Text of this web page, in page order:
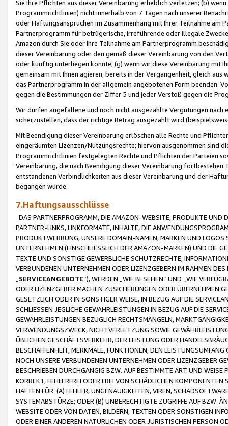
Sie Ihre Pflichten aus dieser Vereinbarung erheblich verletzen; (b)
Programmrichtlinien) nicht innerhalb von 7 Tagen nach unserer
oder Haftungsansprüchen im Zusammenhang mit Ihrer Teilnahme am
Partnerprogramm für betrügerische, irreführende oder illegale
Amazon durch Sie oder Ihre Teilnahme am Partnerprogramm
dieser Vereinbarung oder den gemäß dieser Vereinbarung von den
oder künftig unterliegen könnte; (g) wenn wir diese Vereinbarung mit
gemeinsam mit Ihnen agieren, bereits in der Vergangenheit, gleich
das Partnerprogramm in der allgemein angebotenen Form beenden.
gegen die Bestimmungen der Ziffer 5 und jeder Verstoß gegen die
Wir dürfen angefallene und noch nicht ausgezahlte Vergütungen
sicherzustellen, dass der richtige Betrag ausgezahlt wird
Mit Beendigung dieser Vereinbarung erlöschen alle Rechte und
eingeräumten Lizenzen/Nutzungsrechte; hiervon ausgenommen sind
Programmrichtlinien festgelegten Rechte und Pflichten der Parteien
Vereinbarung, die nach Beendigung dieser Vereinbarung
entstandenen Verbindlichkeiten aus dieser Vereinbarung und der
begangen wurde.
7.Haftungsausschlüsse
DAS PARTNERPROGRAMM, DIE AMAZON-WEBSITE, PRODUKTE UND
PARTNER-LINKS, LINKFORMATE, INHALTE, DIE
PRODUKTWERBUNG, UNSERE DOMAIN-NAMEN, MARKEN UND
UNTERNEHMEN (EINSCHLIESSLICH DER AMAZON-MARKEN) UND DIE
TEXTE UND SONSTIGE GEWERBLICHE SCHUTZRECHTE,
VERBUNDENEN UNTERNEHMEN ODER LIZENZGEBERN IM RAHMEN
SERVICEANGEBOTE“), WERDEN „WIE BESEHEN“ UND „WIE
ODER LIZENZGEBER MACHEN ZUSICHERUNGEN ODER ÜBERNEHMEN
GESETZLICH ODER IN SONSTIGER WEISE, IN BEZUG AUF DIE
SCHLIESSEN JEGLICHE GEWÄHRLEISTUNGEN IN BEZUG AUF DIE
GEWÄHRLEISTUNGEN BEZÜGLICH RECHTSMÄNGELN,
VERWENDUNGSZWECK, NICHTVERLETZUNG SOWIE
ÜBLICHEN GESCHÄFTSVERKEHR, DER LEISTUNG ODER
BESCHAFFENHEIT, MERKMALE, FUNKTIONEN, DEN
NOCH UNSERE VERBUNDENEN UNTERNEHMEN ODER LIZENZGEBER
BESCHRIEBEN DURCHGÄNGIG BZW. AUF BESTIMMTE ART UND
KORREKT, FEHLERFREI ODER FREI VON SCHÄDLICHEN
HAFTEN FÜR: (A) FEHLER, UNGENAUIGKEITEN, VIREN,
SYSTEMABSTÜRZE; ODER (B) UNBERECHTIGTE ZUGRIFFE AUF BZW.
WEBSITE ODER VON DATEN, BILDERN, TEXTEN ODER SONSTIGEN
ODER EINER ANDEREN NATÜRLICHEN ODER JURISTISCHEN PERSON